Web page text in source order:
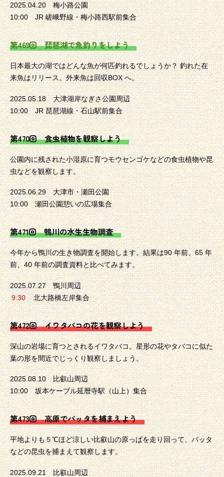
2025.04.20 梅小路公園
10:00 JR 嵯峨野線・梅小路西駅前集合
第469回 琵琶湖で魚釣りをしよう
日本最大の湖ではどんな魚が何匹釣れるでしょうか？ 釣れた在
来魚はリリース。外来魚は回収BOX へ。
2025.05.18 大津湖岸なぎさ公園周辺
10:00 JR 琵琶湖線・石山駅前集合
第470回 食虫植物を観察しよう
公園内に残された小湿原に育つモウセンゴケなどの食虫植物や昆
虫などを観察します。
2025.06.29 大津市・瀬田公園
10:00 瀬田公園憩いの広場集合
第471回 鴨川の水生生物調査
今年から鴨川の生き物調査を開始します。結果は90 年前、65 年
前、40 年前の調査資料と比べてみます。
2025.07.27 鴨川周辺
9:30 北大路橋左岸集合
第472回 イワタバコの花を観察しよう
深山の岩場に育つとされるイワタバコ。星形の花やタバコに似た
葉の形を間近でじっくり観察しましょう。
2025.08.10 比叡山周辺
10:00 坂本ケーブル延暦寺駅（山上）集合
第473回 高原でバッタを捕まえよう
平地よりも５℃ほど涼しい比叡山の原っぱを走り回って、バッタ
などの昆虫を捕まえて観察します。
2025.09.21 比叡山周辺